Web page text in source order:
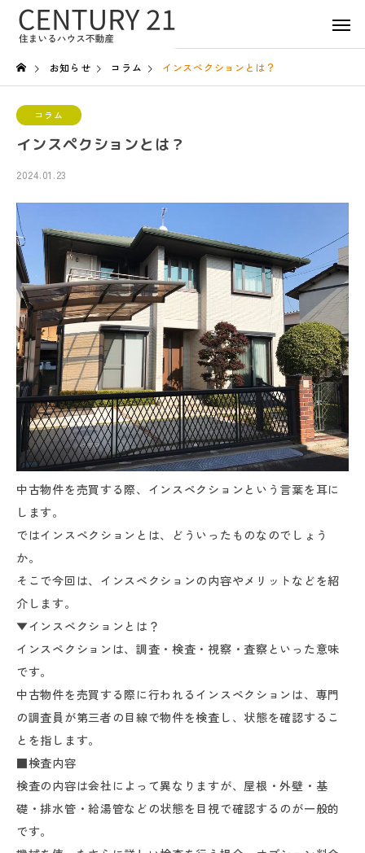
お知らせ コラム インスペクションとは？
コラム
インスペクションとは？
2024.01.23
中古物件を売買する際、インスペクションという言葉を耳に
します。
ではインスペクションとは、どういったものなのでしょう
か。
そこで今回は、インスペクションの内容やメリットなどを紹
介します。
▼インスペクションとは？
インスペクションは、調査・検査・視察・査察といった意味
です。
中古物件を売買する際に行われるインスペクションは、専門
の調査員が第三者の目線で物件を検査し、状態を確認するこ
とを指します。
■検査内容
検査の内容は会社によって異なりますが、屋根・外壁・基
礎・排水管・給湯管などの状態を目視で確認するのが一般的
です。